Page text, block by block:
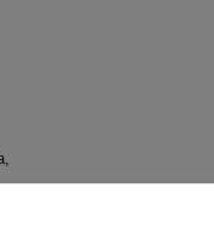
u Bosni i Hercegovini,